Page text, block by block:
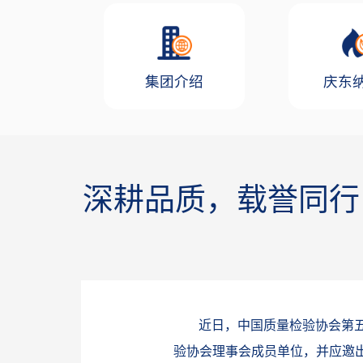
集团介绍 庆东
深耕品质，载誉同
近日，中国质量检验协会第
验协会理事会成员单位，并应邀